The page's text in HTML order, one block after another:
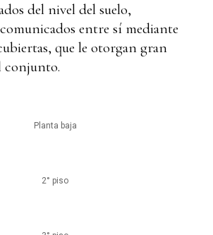
del nivel del suelo,
entre sí mediante
que le otorgan gran
conjunto.
Planta baja
2° piso